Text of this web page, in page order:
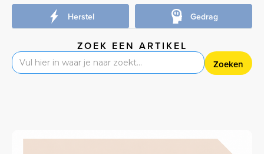
Herstel Gedrag
ZOEK EEN ARTIKEL